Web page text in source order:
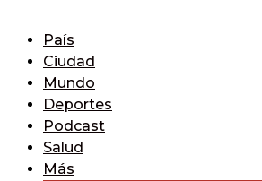
País
Ciudad
Mundo
Deportes
Podcast
Salud
Más